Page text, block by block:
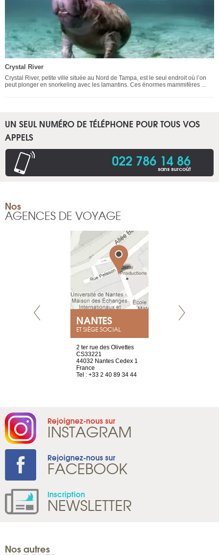
Crystal River
Crystal River, petite ville située au Nord de Tampa, est le seul endroit où l’on
peut plonger en snorkeling avec les lamantins. Ces énormes mammifères ...
UN SEUL NUMÉRO DE TÉLÉPHONE POUR TOUS VOS
APPELS
022 786 14 86
sans surcoût
Nos
AGENCES DE VOYAGE
NANTES
ET SIÈGE SOCIAL
2 ter rue des Olivettes
CS33221
44032 Nantes Cedex 1
France
Tel : +33 2 40 89 34 44
Rejoignez-nous sur
INSTAGRAM
Rejoignez-nous sur
FACEBOOK
Inscription
NEWSLETTER
Nos autres